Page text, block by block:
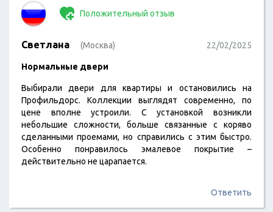
Положительный отзыв
Светлана (Москва) 22/02/2025
Нормальные двери
Выбирали двери для квартиры и остановились на
Профильдорс. Коллекции выглядят современно, по
цене вполне устроили. С установкой возникли
небольшие сложности, больше связанные с коряво
сделанными проемами, но справились с этим быстро.
Особенно понравилось эмалевое покрытие –
действительно не царапается.
Ответить